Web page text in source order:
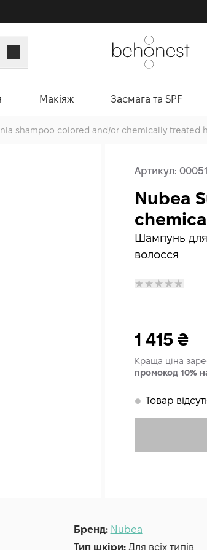
Макіяж Засмага та SPF
shampoo colored and/or chemically treated
Артикул:
Шампунь для
волосся
Nubea
1 415₴
Краща ціна
промокод 10%
𒊹 Товар
Бренд: Nubea
Тип шкіри: Для всіх типів